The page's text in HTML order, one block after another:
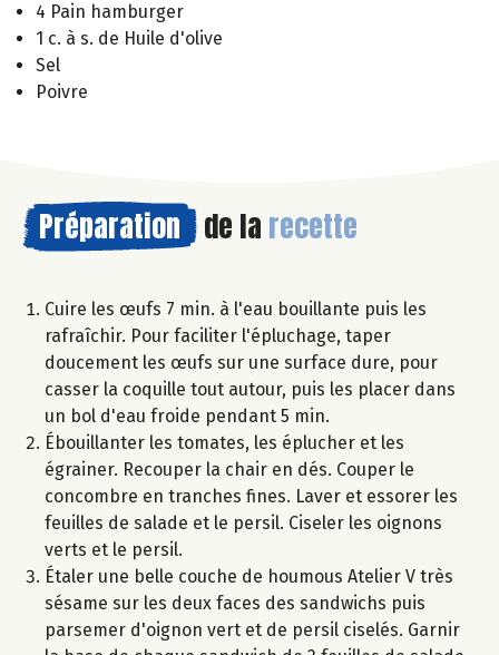
4 Pain hamburger
1 c. à s. de Huile d'olive
Sel
Poivre
Préparation de la recette
Cuire les œufs 7 min. à l'eau bouillante puis les
rafraîchir. Pour faciliter l'épluchage, taper
doucement les œufs sur une surface dure, pour
casser la coquille tout autour, puis les placer dans
un bol d'eau froide pendant 5 min.
Ébouillanter les tomates, les éplucher et les
égrainer. Recouper la chair en dés. Couper le
concombre en tranches fines. Laver et essorer les
feuilles de salade et le persil. Ciseler les oignons
verts et le persil.
Étaler une belle couche de houmous Atelier V très
sésame sur les deux faces des sandwichs puis
parsemer d'oignon vert et de persil ciselés. Garnir